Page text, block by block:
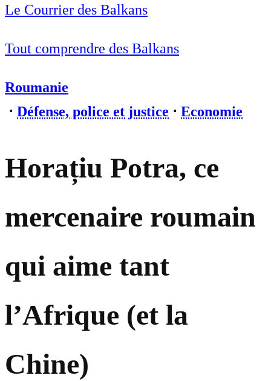
Le Courrier des Balkans
Tout comprendre des Balkans
Roumanie
⋅ Défense, police et justice ⋅ Economie
Horațiu Potra, ce
mercenaire roumain
qui aime tant
l’Afrique (et la
Chine)